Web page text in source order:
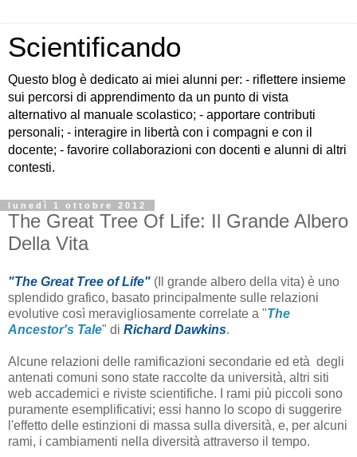
Scientificando
Questo blog è dedicato ai miei alunni per: - riflettere insieme
sui percorsi di apprendimento da un punto di vista
alternativo al manuale scolastico; - apportare contributi
personali; - interagire in libertà con i compagni e con il
docente; - favorire collaborazioni con docenti e alunni di altri
contesti.
lunedì 1 ottobre 2012
The Great Tree Of Life: Il Grande Albero
Della Vita
"The Great Tree of Life" (Il grande albero della vita) è uno
splendido grafico, basato principalmente sulle relazioni
evolutive così meravigliosamente correlate a "The
Ancestor's Tale" di Richard Dawkins.
Alcune relazioni delle ramificazioni secondarie ed età degli
antenati comuni sono state raccolte da università, altri siti
web accademici e riviste scientifiche. I rami più piccoli sono
puramente esemplificativi; essi hanno lo scopo di suggerire
l'effetto delle estinzioni di massa sulla diversità, e, per alcuni
rami, i cambiamenti nella diversità attraverso il tempo.